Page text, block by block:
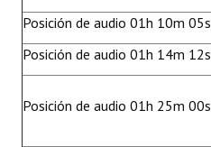
Posición de audio 01h 10m 05s
Posición de audio 01h 14m 12s
Posición de audio 01h 25m 00s